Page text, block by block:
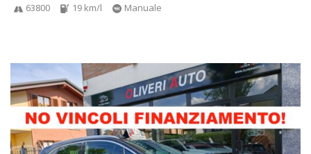
63800 19 km/l Manuale